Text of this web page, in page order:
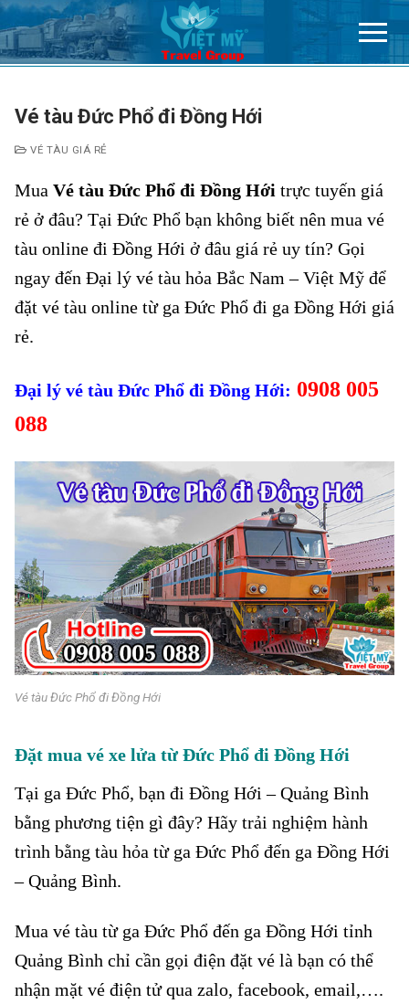
Chuyển
đến
nội
Vé tàu Đức Phổ đi Đồng Hới
VÉ TÀU GIÁ RẺ
Mua Vé tàu Đức Phổ đi Đồng Hới trực tuyến giá
rẻ ở đâu? Tại Đức Phổ bạn không biết nên mua vé
tàu online đi Đồng Hới ở đâu giá rẻ uy tín? Gọi
ngay đến Đại lý vé tàu hỏa Bắc Nam – Việt Mỹ để
đặt vé tàu online từ ga Đức Phổ đi ga Đồng Hới giá
rẻ.
Đại lý vé tàu Đức Phổ đi Đồng Hới: 0908 005
088
Vé tàu Đức Phổ đi Đồng Hới
Đặt mua vé xe lửa từ Đức Phổ đi Đồng Hới
Tại ga Đức Phổ, bạn đi Đồng Hới – Quảng Bình
bằng phương tiện gì đây? Hãy trải nghiệm hành
trình bằng tàu hỏa từ ga Đức Phổ đến ga Đồng Hới
– Quảng Bình.
Mua vé tàu từ ga Đức Phổ đến ga Đồng Hới tỉnh
Quảng Bình chỉ cần gọi điện đặt vé là bạn có thể
nhận mặt vé điện tử qua zalo, facebook, email,….